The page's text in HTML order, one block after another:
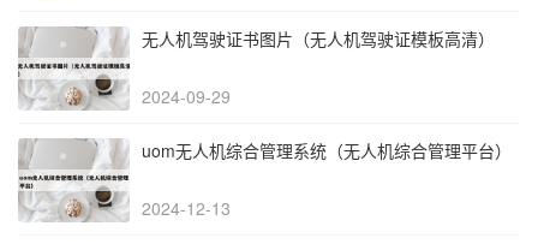
无人机驾驶证书图片（无人机驾驶证模板高清）
2024-09-29
uom无人机综合管理系统（无人机综合管理平台）
2024-12-13